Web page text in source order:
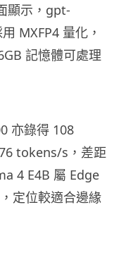
顯示，gpt-
MXFP4 量化，
記憶體可處理
亦錄得 108
tokens/s，差距
4 E4B 屬 Edge
定位較適合邊緣